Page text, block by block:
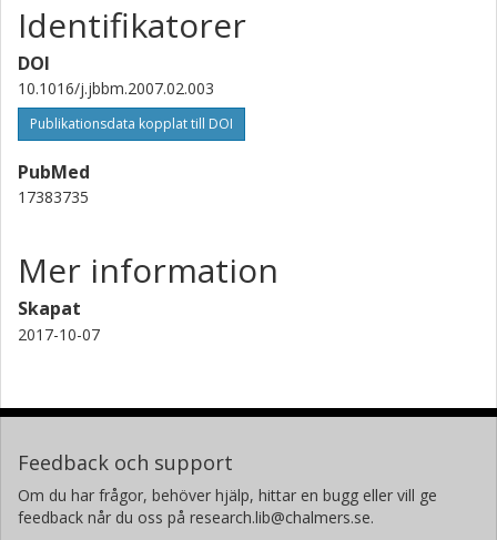
Identifikatorer
DOI
10.1016/j.jbbm.2007.02.003
Publikationsdata kopplat till DOI
PubMed
17383735
Mer information
Skapat
2017-10-07
Feedback och support
Om du har frågor, behöver hjälp, hittar en bugg eller vill ge
feedback når du oss på research.lib@chalmers.se.